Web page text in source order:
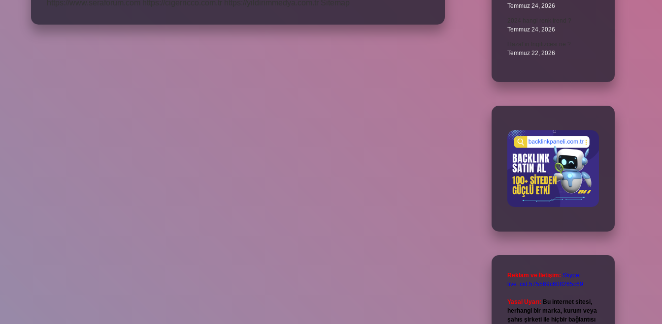
Temmuz 24, 2026
Temmuz 24, 2026
Temmuz 22, 2026
Reklam ve İletişim: Skype:
live:.cid.575569c608265c69
Yasal Uyarı: Bu internet sitesi,
herhangi bir marka, kurum veya
şahıs şirketi ile hiçbir bağlantısı